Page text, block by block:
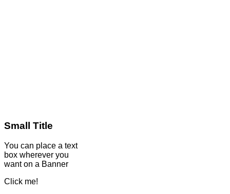
Small Title
You can place a text
box wherever you
want on a Banner
Click me!